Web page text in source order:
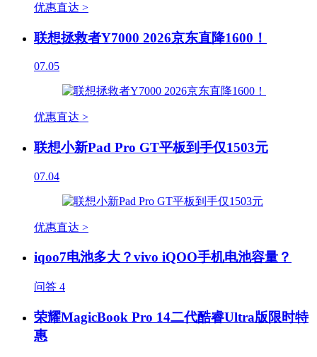
优惠直达 >
联想拯救者Y7000 2026京东直降1600！
07.05
优惠直达 >
联想小新Pad Pro GT平板到手仅1503元
07.04
优惠直达 >
iqoo7电池多大？vivo iQOO手机电池容量？
问答 4
荣耀MagicBook Pro 14二代酷睿Ultra版限时特
惠